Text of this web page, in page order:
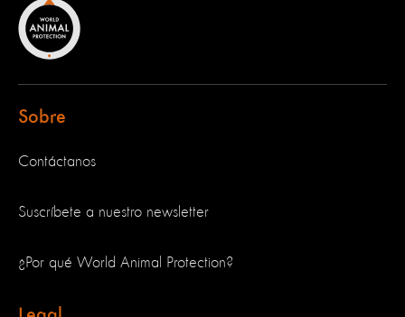
Sobre
Contáctanos
Suscríbete a nuestro newsletter
¿Por qué World Animal Protection?